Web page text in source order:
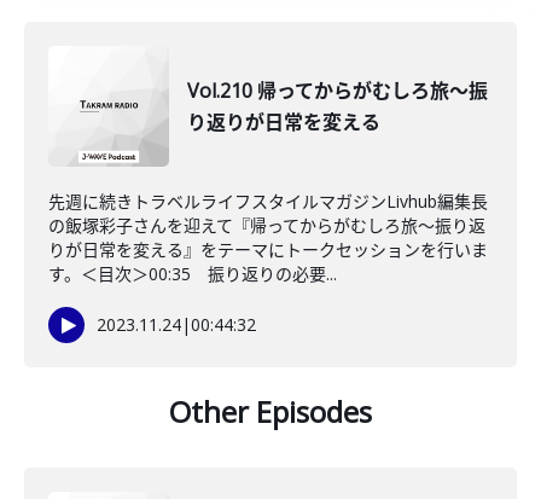
Vol.210 帰ってからがむしろ旅〜振
り返りが日常を変える
先週に続きトラベルライフスタイルマガジンLivhub編集長
の飯塚彩子さんを迎えて『帰ってからがむしろ旅〜振り返
りが日常を変える』をテーマにトークセッションを行いま
す。＜目次＞00:35 振り返りの必要...
2023.11.24|00:44:32
Other Episodes